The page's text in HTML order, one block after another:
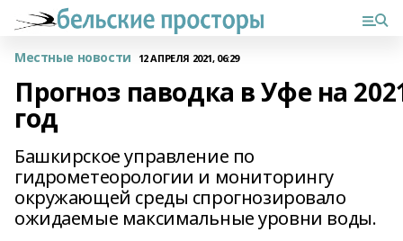
Местные новости 12 АПРЕЛЯ 2021, 06:29
Прогноз паводка в Уфе на
год
Башкирское управление по
гидрометеорологии и мониторингу
окружающей среды спрогнозировало
ожидаемые максимальные уровни воды.